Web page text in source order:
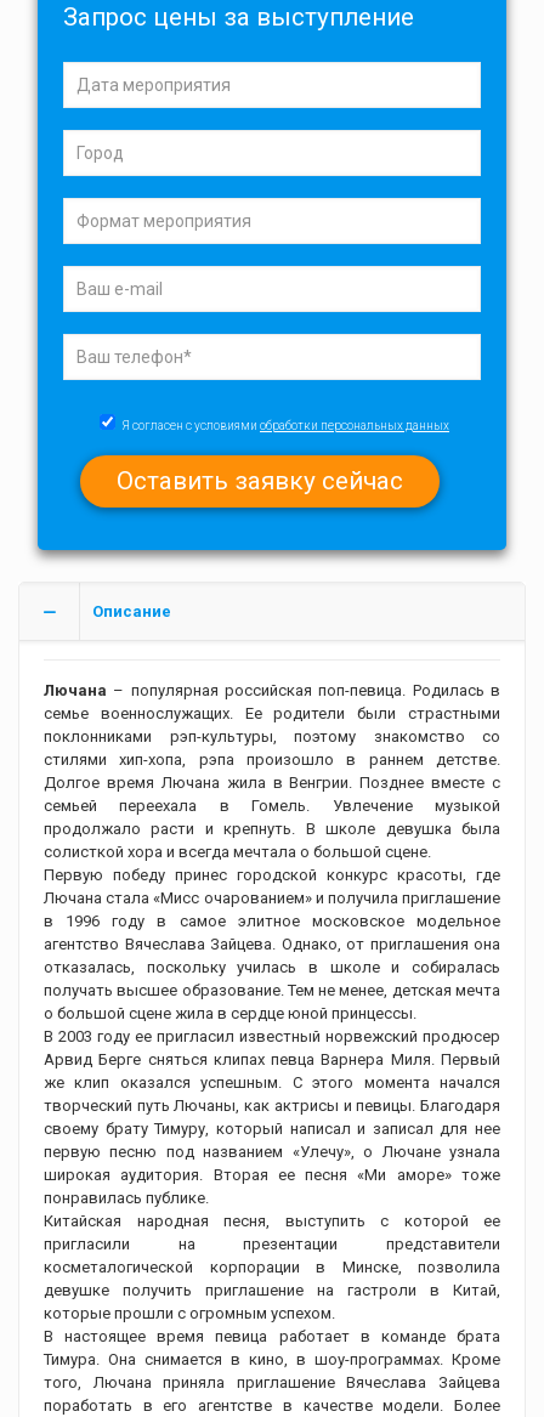
Запрос цены за выступление
Я согласен с условиями обработки персональных данных
Описание
Лючана – популярная российская поп-певица. Родилась в
семье военнослужащих. Ее родители были страстными
поклонниками рэп-культуры, поэтому знакомство со
стилями хип-хопа, рэпа произошло в раннем детстве.
Долгое время Лючана жила в Венгрии. Позднее вместе с
семьей переехала в Гомель. Увлечение музыкой
продолжало расти и крепнуть. В школе девушка была
солисткой хора и всегда мечтала о большой сцене.
Первую победу принес городской конкурс красоты, где
Лючана стала «Мисс очарованием» и получила приглашение
в 1996 году в самое элитное московское модельное
агентство Вячеслава Зайцева. Однако, от приглашения она
отказалась, поскольку училась в школе и собиралась
получать высшее образование. Тем не менее, детская мечта
о большой сцене жила в сердце юной принцессы.
В 2003 году ее пригласил известный норвежский продюсер
Арвид Берге сняться клипах певца Варнера Миля. Первый
же клип оказался успешным. С этого момента начался
творческий путь Лючаны, как актрисы и певицы. Благодаря
своему брату Тимуру, который написал и записал для нее
первую песню под названием «Улечу», о Лючане узнала
широкая аудитория. Вторая ее песня «Ми аморе» тоже
понравилась публике.
Китайская народная песня, выступить с которой ее
пригласили на презентации представители
косметалогической корпорации в Минске, позволила
девушке получить приглашение на гастроли в Китай,
которые прошли с огромным успехом.
В настоящее время певица работает в команде брата
Тимура. Она снимается в кино, в шоу-программах. Кроме
того, Лючана приняла приглашение Вячеслава Зайцева
поработать в его агентстве в качестве модели. Более